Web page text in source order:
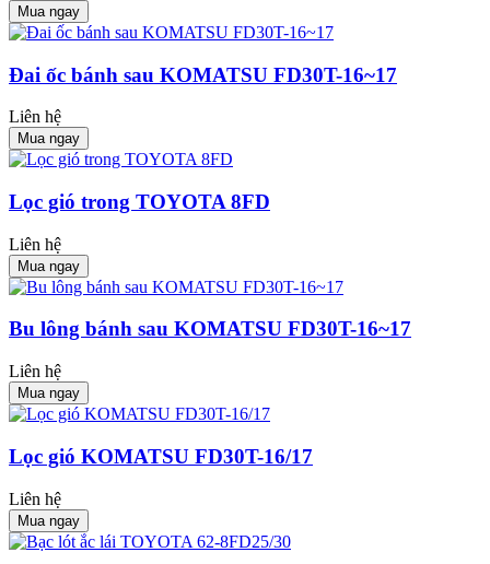
Mua ngay
Đai ốc bánh sau KOMATSU FD30T-16~17
Liên hệ
Mua ngay
Lọc gió trong TOYOTA 8FD
Liên hệ
Mua ngay
Bu lông bánh sau KOMATSU FD30T-16~17
Liên hệ
Mua ngay
Lọc gió KOMATSU FD30T-16/17
Liên hệ
Mua ngay